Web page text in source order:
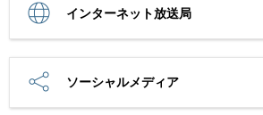
インターネット放送局
ソーシャルメディア